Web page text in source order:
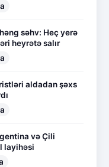
səhv: Heç yerə
heyrətə salır
aldadan şəxs
və Çili
layihəsi